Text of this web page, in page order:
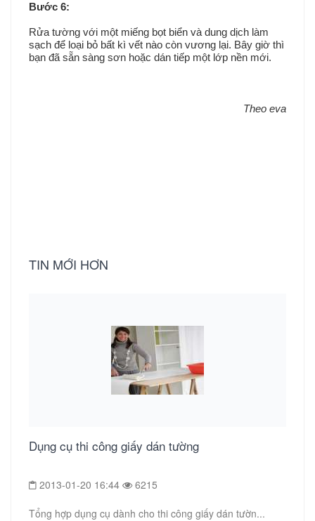
Bước 6:
Rửa tường với một miếng bọt biển và dung dịch làm
sạch để loại bỏ bất kì vết nào còn vương lại. Bây giờ thì
bạn đã sẵn sàng sơn hoặc dán tiếp một lớp nền mới.
Theo eva
TIN MỚI HƠN
Dụng cụ thi công giấy dán tường
2013-01-20 16:44 6215
Tổng hợp dụng cụ dành cho thi công giấy dán tườn...